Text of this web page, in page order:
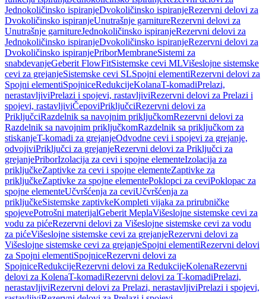
Jednokoličinsko ispiranjeDvokoličinsko ispiranjeRezervni delovi za
Dvokoličinsko ispiranjeUnutrašnje garnitureRezervni delovi za
Unutrašnje garnitureJednokoličinsko ispiranjeRezervni delovi za
Jednokoličinsko ispiranjeDvokoličinsko ispiranjeRezervni delovi za
Dvokoličinsko ispiranjePriborMembraneSistemi za
snabdevanjeGeberit FlowFitSistemske cevi MLVišeslojne sistemske
cevi za grejanjeSistemske cevi SLSpojni elementiRezervni delovi za
Spojni elementiSpojniceRedukcijeKolanaT-komadiPrelazi,
nerastavljiviPrelazi i spojevi, rastavljiviRezervni delovi za Prelazi i
spojevi, rastavljiviČepoviPriključciRezervni delovi za
PriključciRazdelnik sa navojnim priključkomRezervni delovi za
Razdelnik sa navojnim priključkomRazdelnik sa priključkom za
stiskanjeT-komadi za grejanjeOdvodne cevi i spojevi za grejanje,
odvojiviPriključci za grejanjeRezervni delovi za Priključci za
grejanjePriborIzolacija za cevi i spojne elementeIzolacija za
priključkeZaptivke za cevi i spojne elementeZaptivke za
priključkeZaptivke za spojne elementePoklopci za ceviPoklopac za
spojne elementeUčvršćenja za ceviUčvršćenja za
priključkeSistemske zaptivkeKompleti vijaka za prirubničke
spojevePotrošni materijalGeberit MeplaVišeslojne sistemske cevi za
vodu za pićeRezervni delovi za Višeslojne sistemske cevi za vodu
za pićeVišeslojne sistemske cevi za grejanjeRezervni delovi za
Višeslojne sistemske cevi za grejanjeSpojni elementiRezervni delovi
za Spojni elementiSpojniceRezervni delovi za
SpojniceRedukcijeRezervni delovi za RedukcijeKolenaRezervni
delovi za KolenaT-komadiRezervni delovi za T-komadiPrelazi,
nerastavljiviRezervni delovi za Prelazi, nerastavljiviPrelazi i spojevi,